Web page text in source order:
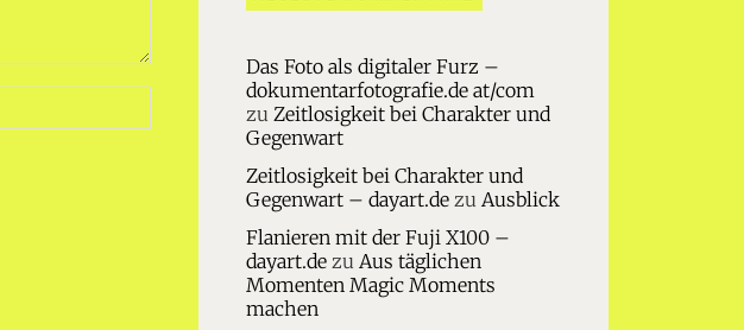
Das Foto als digitaler Furz –
dokumentarfotografie.de at/com
zu Zeitlosigkeit bei Charakter und
Gegenwart
Zeitlosigkeit bei Charakter und
Gegenwart – dayart.dezu Ausblick
Flanieren mit der Fuji X100 –
dayart.dezu Aus täglichen
Momenten Magic Moments
machen